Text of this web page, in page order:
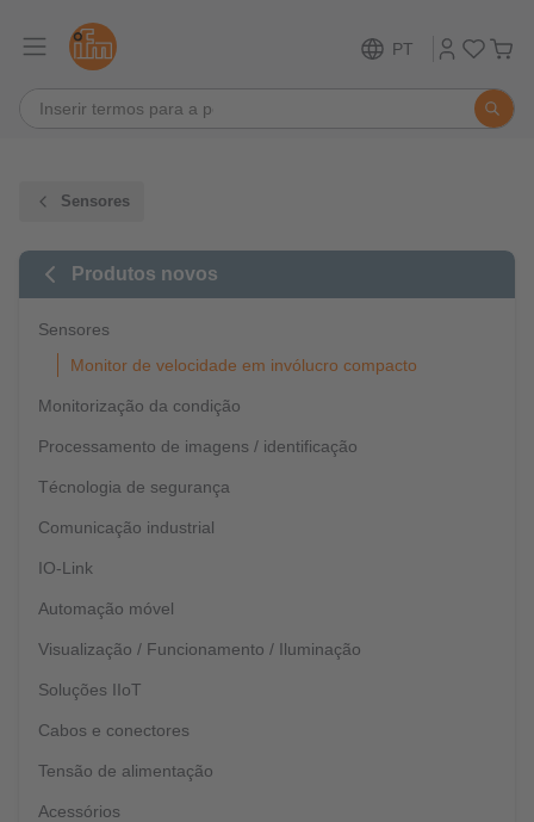
PT
Sensores
Produtos novos
Sensores
Monitor de velocidade em invólucro compacto
Monitorização da condição
Processamento de imagens / identificação
Técnologia de segurança
Comunicação industrial
IO-Link
Automação móvel
Visualização / Funcionamento / Iluminação
Soluções IIoT
Cabos e conectores
Tensão de alimentação
Acessórios